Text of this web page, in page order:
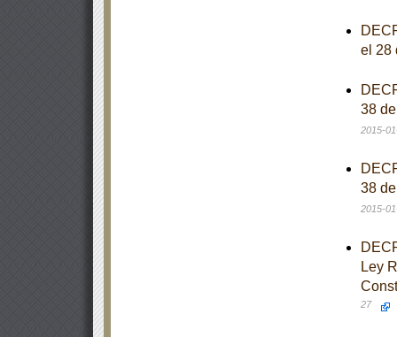
el 28
38
2015-
38
2015-
Ley
27